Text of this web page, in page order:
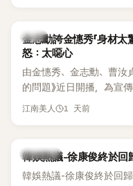
感情方面，李智惠於
目，她經營的 YouTube
受網友喜愛，再度迎來事
韓星
金志勳誇金憓秀「身材
怒：太噁心
由金憓秀、金志勳、曹汝
的問題》近日開播，為宣
節目，不料訪談中的一段
江南美人 1 天前
熱議討論
韓娛熱議-徐康俊終於回
韓娛熱議-徐康俊終於回